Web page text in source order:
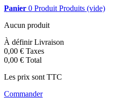
Panier 0 Produit Produits (vide)
Aucun produit
À définirLivraison
0,00 € Taxes
0,00 € Total
Les prix sont TTC
Commander